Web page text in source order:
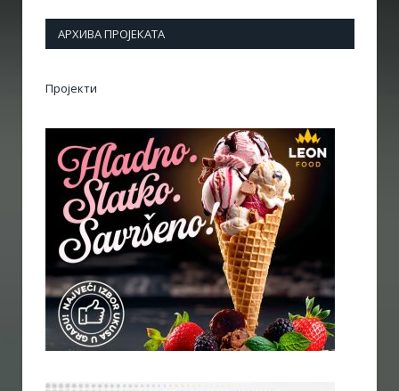
АРХИВА ПРОЈЕКАТА
Пројекти